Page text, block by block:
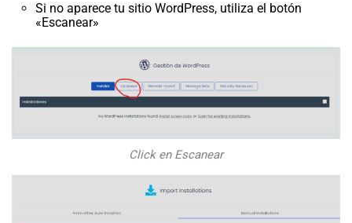
Si no aparece tu sitio WordPress, utiliza el botón
«Escanear»
Click en Escanear